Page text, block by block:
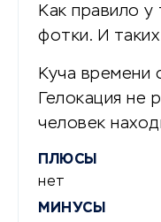
Как правило у
фотки. И
Куча времени
Гелокация не
человек
ПЛЮСЫ
нет
МИНУСЫ